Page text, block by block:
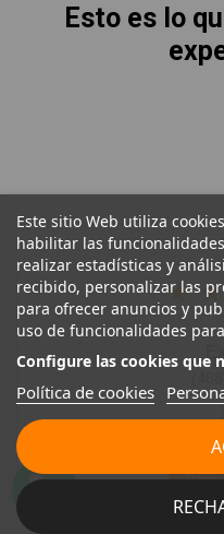
Esto es lo
★ ★
Este sitio Web utiliza
habilitar las
realizar estadísticas y
recibido, personalizar las
para ofrecer anuncios y
uso de funcionalidades
Configure las cookies que
Política de cookies